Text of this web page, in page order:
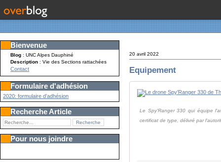
Bienvenue
Blog : UNC Alpes Dauphiné
Description: Vie des Sections rattachées
Contact
Formulaire d'adhésion
2020: formulaire d'adhésion
Recherche Article
Pour nous joindre
20 avril 2022
Equipement
Le Spy'Ranger 330 qui équipe
certificat de type, délivré par